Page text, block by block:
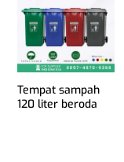
Tempat sampah
120 liter beroda